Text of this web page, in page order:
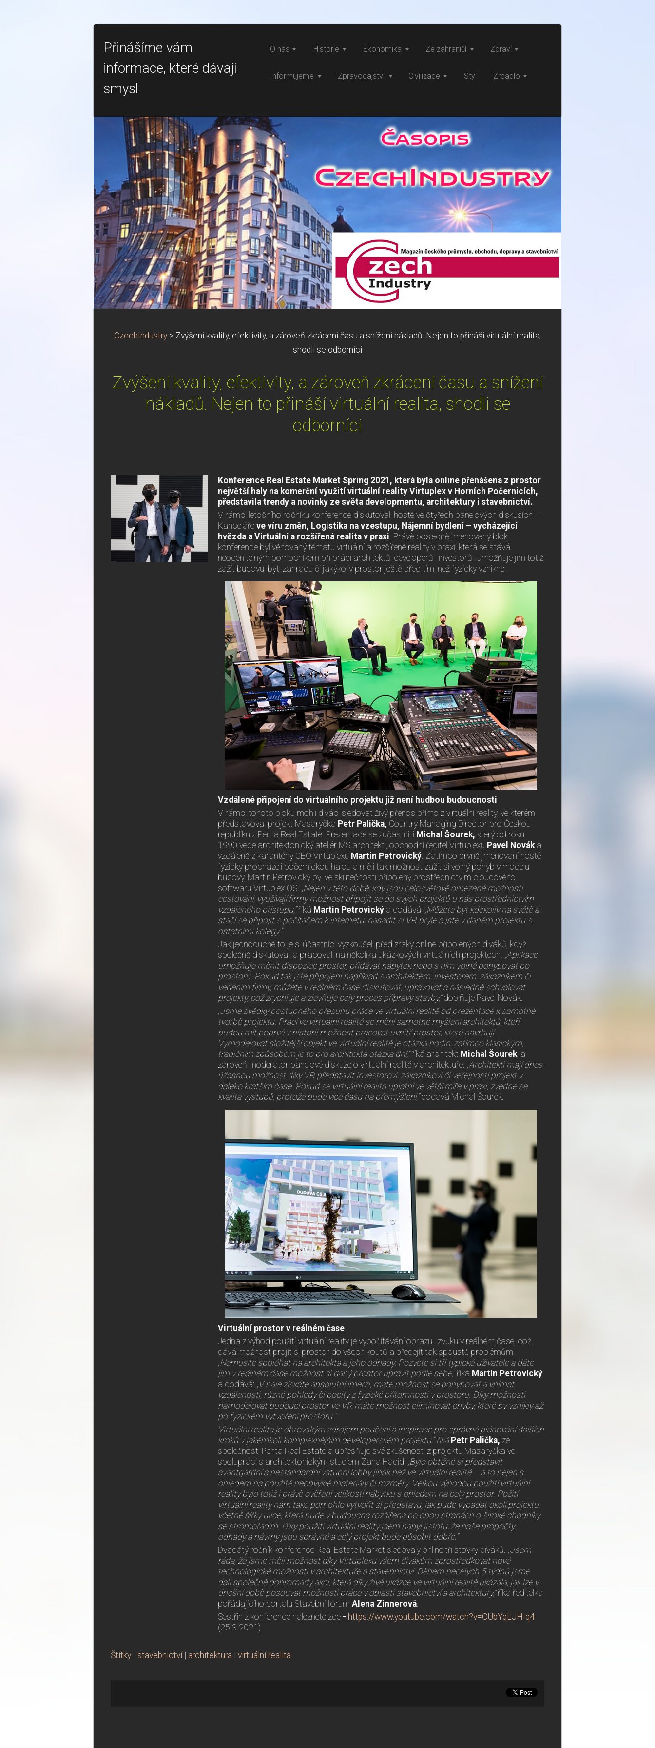
Přinášíme vám
informace, které dávají
smysl
O nás Historie Ekonomika Ze zahraničí Zdraví
Informujeme Zpravodajství Civilizace Styl Zrcadlo
CzechIndustry > Zvýšení kvality, efektivity, a zároveň zkrácení času a snížení nákladů. Nejen to přináší virtuální realita,
shodli se odborníci
Zvýšení kvality, efektivity, a zároveň zkrácení času a snížení
nákladů. Nejen to přináší virtuální realita, shodli se
odborníci
Konference Real Estate Market Spring 2021, která byla online přenášena z prostor
největší haly na komerční využití virtuální reality Virtuplex v Horních Počernicích,
představila trendy a novinky ze světa developmentu, architektury i stavebnictví.
V rámci letošního ročníku konference diskutovali hosté ve čtyřech panelových diskusích –
Kanceláře ve víru změn, Logistika na vzestupu, Nájemní bydlení – vycházející
hvězda a Virtuální a rozšířená realita v praxi. Právě posledně jmenovaný blok
konference byl věnovaný tématu virtuální a rozšířené reality v praxi, která se stává
neocenitelným pomocníkem při práci architektů, developerů i investorů. Umožňuje jim totiž
zažít budovu, byt, zahradu či jakýkoliv prostor ještě před tím, než fyzicky vznikne.
Vzdálené připojení do virtuálního projektu již není hudbou budoucnosti
V rámci tohoto bloku mohli diváci sledovat živý přenos přímo z virtuální reality, ve kterém
představoval projekt Masaryčka Petr Palička, Country Managing Director pro Českou
republiku z Penta Real Estate. Prezentace se zúčastnil i Michal Šourek, který od roku
1990 vede architektonický ateliér MS architekti, obchodní ředitel Virtuplexu Pavel Novák a
vzdáleně z karantény CEO Virtuplexu Martin Petrovický. Zatímco prvně jmenovaní hosté
fyzicky procházeli počernickou halou a měli tak možnost zažít si volný pohyb v modelu
budovy, Martin Petrovický byl ve skutečnosti připojený prostřednictvím cloudového
softwaru Virtuplex OS. „Nejen v této době, kdy jsou celosvětově omezené možnosti
cestování, využívají firmy možnost připojit se do svých projektů u nás prostřednictvím
vzdáleného přístupu,”říká Martin Petrovický a dodává: „Můžete být kdekoliv na světě a
stačí se připojit s počítačem k internetu, nasadit si VR brýle a jste v daném projektu s
ostatními kolegy.”
Jak jednoduché to je si účastníci vyzkoušeli před zraky online připojených diváků, když
společně diskutovali a pracovali na několika ukázkových virtuálních projektech. „Aplikace
umožňuje měnit dispozice prostor, přidávat nábytek nebo s ním volně pohybovat po
prostoru. Pokud tak jste připojeni například s architektem, investorem, zákazníkem či
vedením firmy, můžete v reálném čase diskutovat, upravovat a následně schvalovat
projekty, což zrychluje a zlevňuje celý proces přípravy stavby,”doplňuje Pavel Novák.
„Jsme svědky postupného přesunu práce ve virtuální realitě od prezentace k samotné
tvorbě projektu. Prací ve virtuální realitě se mění samotné myšlení architektů, kteří
budou mít poprvé v historii možnost pracovat uvnitř prostor, které navrhují.
Vymodelovat složitější objekt ve virtuální realitě je otázka hodin, zatímco klasickým,
tradičním způsobem je to pro architekta otázka dní,”říká architekt Michal Šourek, a
zároveň moderátor panelové diskuze o virtuální realitě v architektuře. „Architekti mají dnes
úžasnou možnost díky VR představit investorovi, zákazníkovi či veřejnosti projekt v
daleko kratším čase. Pokud se virtuální realita uplatní ve větší míře v praxi, zvedne se
kvalita výstupů, protože bude více času na přemýšlení,”dodává Michal Šourek.
Virtuální prostor v reálném čase
Jedna z výhod použití virtuální reality je vypočítávání obrazu i zvuku v reálném čase, což
dává možnost projít si prostor do všech koutů a předejít tak spoustě problémům.
„Nemusíte spoléhat na architekta a jeho odhady. Pozvete si tři typické uživatele a dáte
jim v reálném čase možnost si daný prostor upravit podle sebe,”říká Martin Petrovický
a dodává: „ V hale získáte absolutní imerzi, máte možnost se pohybovat a vnímat
vzdálenosti, různé pohledy či pocity z fyzické přítomnosti v prostoru. Díky možnosti
namodelovat budoucí prostor ve VR máte možnost eliminovat chyby, které by vznikly až
po fyzickém vytvoření prostoru.”
Virtuální realita je obrovským zdrojem poučení a inspirace pro správné plánování dalších
kroků v jakémkoli komplexnějším developerském projektu,” říká Petr Palička, ze
společnosti Penta Real Estate a upřesňuje své zkušenosti z projektu Masaryčka ve
spolupráci s architektonickým studiem Zaha Hadid: „Bylo obtížné si představit
avantgardní a nestandardní vstupní lobby jinak než ve virtuální realitě – a to nejen s
ohledem na použité neobvyklé materiály či rozměry. Velkou výhodou použití virtuální
reality bylo totiž i právě ověření velikostí nábytku s ohledem na celý prostor. Požití
virtuální reality nám také pomohlo vytvořit si představu, jak bude vypadat okolí projektu,
včetně šířky ulice, která bude v budoucna rozšířena po obou stranách o široké chodníky
se stromořadím. Díky použití virtuální reality jsem nabyl jistotu, že naše propočty,
odhady a návrhy jsou správné a celý projekt bude působit dobře.”
Dvacátý ročník konference Real Estate Market sledovaly online tři stovky diváků. „Jsem
ráda, že jsme měli možnost díky Virtuplexu všem divákům zprostředkovat nové
technologické možnosti v architektuře a stavebnictví. Během necelých 5 týdnů jsme
dali společně dohromady akci, která díky živé ukázce ve virtuální realitě ukázala, jak lze v
dnešní době posouvat možnosti práce v oblasti stavebnictví a architektury,”říká ředitelka
pořádajícího portálu Stavební fórum Alena Zinnerová.
Sestřih z konference naleznete zde - https://www.youtube.com/watch?v=OUbYqLJH-q4
(25.3.2021)
Štítky: stavebnictví architektura virtuální realita